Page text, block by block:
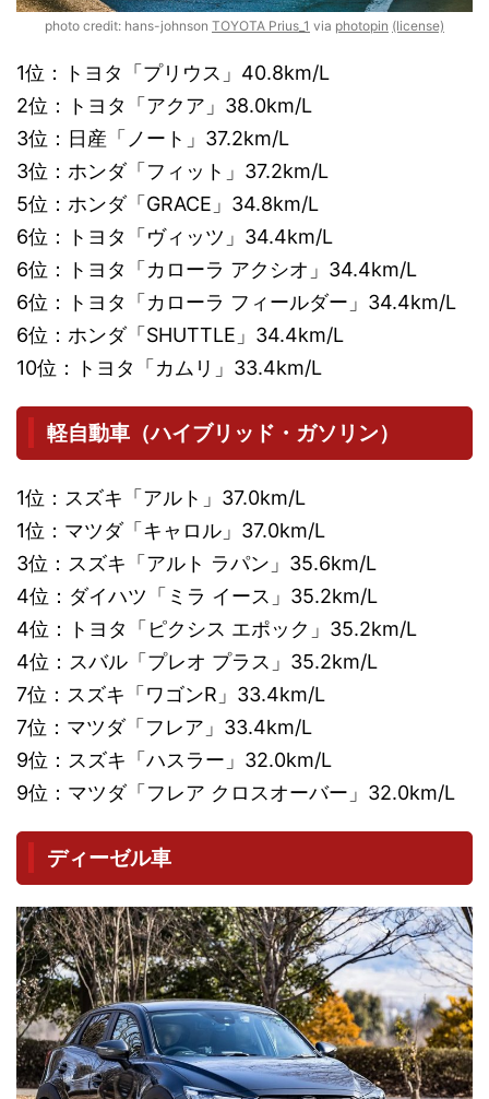
photo credit: hans-johnson TOYOTA Prius_1 via photopin (license)
1位：トヨタ「プリウス」40.8km/L
2位：トヨタ「アクア」38.0km/L
3位：日産「ノート」37.2km/L
3位：ホンダ「フィット」37.2km/L
5位：ホンダ「GRACE」34.8km/L
6位：トヨタ「ヴィッツ」34.4km/L
6位：トヨタ「カローラ アクシオ」34.4km/L
6位：トヨタ「カローラ フィールダー」34.4km/L
6位：ホンダ「SHUTTLE」34.4km/L
10位：トヨタ「カムリ」33.4km/L
軽自動車（ハイブリッド・ガソリン）
1位：スズキ「アルト」37.0km/L
1位：マツダ「キャロル」37.0km/L
3位：スズキ「アルト ラパン」35.6km/L
4位：ダイハツ「ミラ イース」35.2km/L
4位：トヨタ「ピクシス エポック」35.2km/L
4位：スバル「プレオ プラス」35.2km/L
7位：スズキ「ワゴンR」33.4km/L
7位：マツダ「フレア」33.4km/L
9位：スズキ「ハスラー」32.0km/L
9位：マツダ「フレア クロスオーバー」32.0km/L
ディーゼル車